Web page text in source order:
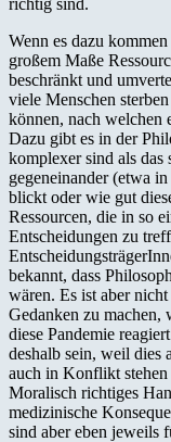
Wenn es dazu
großem Maße
beschränkt und
viele Menschen
können, nach welchen
Dazu gibt es in der
komplexer sind als
gegeneinander (etwa
blickt oder wie gut
Ressourcen, die in so
Entscheidungen zu
bekannt, dass
wären. Es ist aber
Gedanken zu
diese Pandemie
deshalb sein, weil dies
auch in Konflikt stehen
Moralisch richtiges
medizinische
sind aber eben jeweils